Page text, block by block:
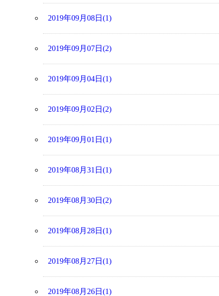
2019年09月08日(1)
2019年09月07日(2)
2019年09月04日(1)
2019年09月02日(2)
2019年09月01日(1)
2019年08月31日(1)
2019年08月30日(2)
2019年08月28日(1)
2019年08月27日(1)
2019年08月26日(1)